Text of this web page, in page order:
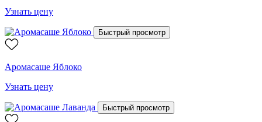
Узнать цену
Быстрый просмотр
Аромасаше Яблоко
Узнать цену
Быстрый просмотр